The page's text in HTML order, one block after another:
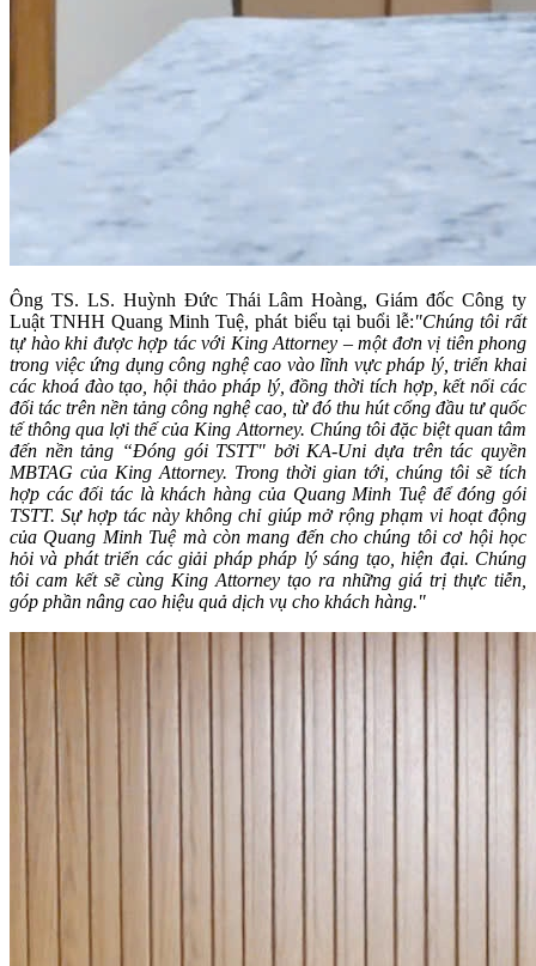
Ông TS. LS. Huỳnh Đức Thái Lâm Hoàng, Giám đốc Công ty
Luật TNHH Quang Minh Tuệ, phát biểu tại buổi lễ:"Chúng tôi rất
tự hào khi được hợp tác với King Attorney – một đơn vị tiên phong
trong việc ứng dụng công nghệ cao vào lĩnh vực pháp lý, triển khai
các khoá đào tạo, hội thảo pháp lý, đồng thời tích hợp, kết nối các
đối tác trên nền tảng công nghệ cao, từ đó thu hút cổng đầu tư quốc
tế thông qua lợi thế của King Attorney. Chúng tôi đặc biệt quan tâm
đến nền tảng “Đóng gói TSTT" bởi KA-Uni dựa trên tác quyền
MBTAG của King Attorney. Trong thời gian tới, chúng tôi sẽ tích
hợp các đối tác là khách hàng của Quang Minh Tuệ để đóng gói
TSTT. Sự hợp tác này không chỉ giúp mở rộng phạm vi hoạt động
của Quang Minh Tuệ mà còn mang đến cho chúng tôi cơ hội học
hỏi và phát triển các giải pháp pháp lý sáng tạo, hiện đại. Chúng
tôi cam kết sẽ cùng King Attorney tạo ra những giá trị thực tiễn,
góp phần nâng cao hiệu quả dịch vụ cho khách hàng."